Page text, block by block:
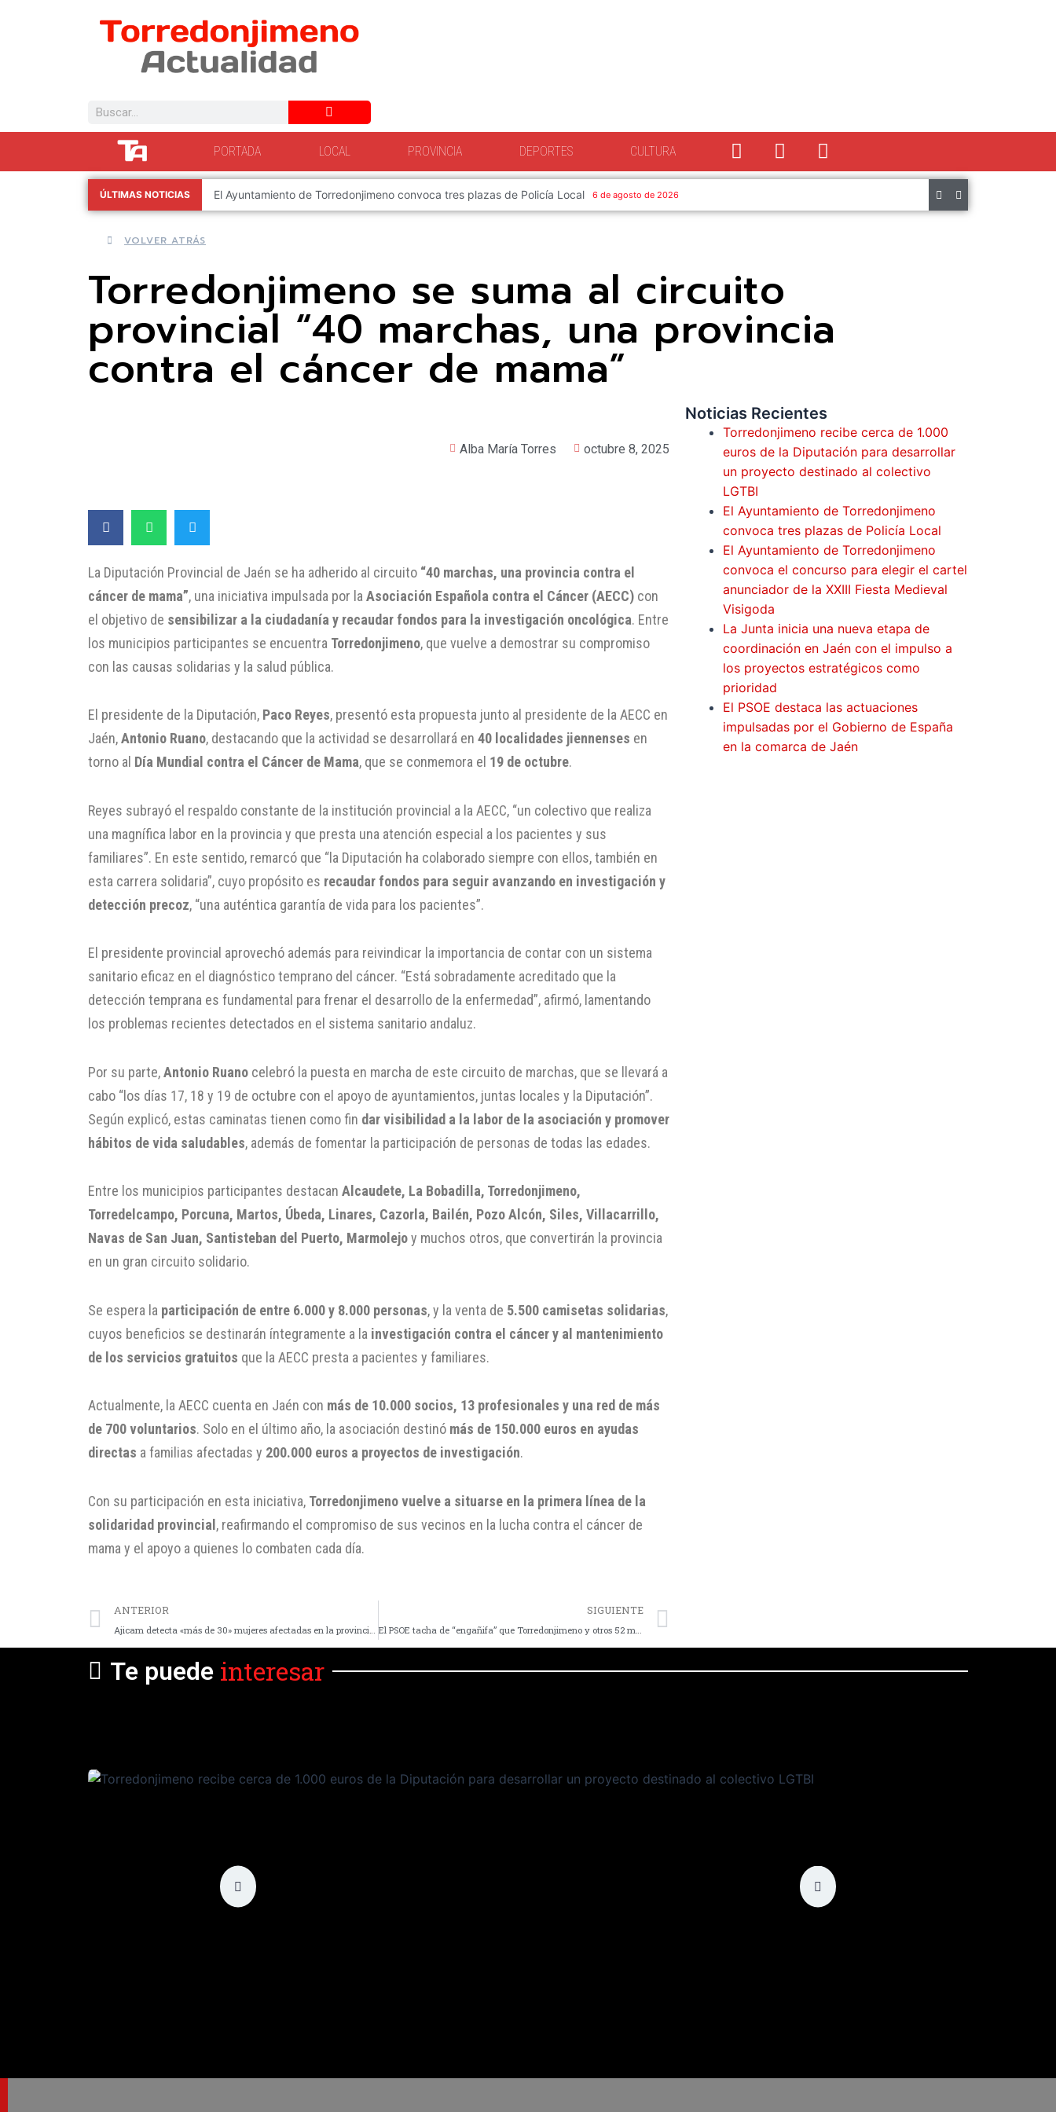
PORTADA LOCAL PROVINCIA DEPORTES CULTURA
ÚLTIMAS NOTICIAS
6 de agosto de 2026 El Ayuntamiento de Torredonjimeno convoca el concurso para elegir el cartel anunciador de la XXIII Fiesta Medieval
VOLVER ATRÁS
Torredonjimeno se suma al circuito
provincial “40 marchas, una provincia
contra el cáncer de mama”
Alba María Torres octubre 8, 2025
La Diputación Provincial de Jaén se ha adherido al circuito “40 marchas, una provincia contra el
cáncer de mama”, una iniciativa impulsada por la Asociación Española contra el Cáncer (AECC) con
el objetivo de sensibilizar a la ciudadanía y recaudar fondos para la investigación oncológica. Entre
los municipios participantes se encuentra Torredonjimeno, que vuelve a demostrar su compromiso
con las causas solidarias y la salud pública.
El presidente de la Diputación, Paco Reyes, presentó esta propuesta junto al presidente de la AECC en
Jaén,Antonio Ruano, destacando que la actividad se desarrollará en 40 localidades jiennenses en
torno al Día Mundial contra el Cáncer de Mama, que se conmemora el 19 de octubre.
Reyes subrayó el respaldo constante de la institución provincial a la AECC, “un colectivo que realiza
una magnífica labor en la provincia y que presta una atención especial a los pacientes y sus
familiares”. En este sentido, remarcó que “la Diputación ha colaborado siempre con ellos, también en
esta carrera solidaria”, cuyo propósito es recaudar fondos para seguir avanzando en investigación y
detección precoz, “una auténtica garantía de vida para los pacientes”.
El presidente provincial aprovechó además para reivindicar la importancia de contar con un sistema
sanitario eficaz en el diagnóstico temprano del cáncer. “Está sobradamente acreditado que la
detección temprana es fundamental para frenar el desarrollo de la enfermedad”, afirmó, lamentando
los problemas recientes detectados en el sistema sanitario andaluz.
Por su parte,Antonio Ruano celebró la puesta en marcha de este circuito de marchas, que se llevará a
cabo “los días 17, 18 y 19 de octubre con el apoyo de ayuntamientos, juntas locales y la Diputación”.
Según explicó, estas caminatas tienen como fin dar visibilidad a la labor de la asociación y promover
hábitos de vida saludables, además de fomentar la participación de personas de todas las edades.
Entre los municipios participantes destacan Alcaudete, La Bobadilla, Torredonjimeno,
Torredelcampo, Porcuna, Martos, Úbeda, Linares, Cazorla, Bailén, Pozo Alcón, Siles, Villacarrillo,
Navas de San Juan, Santisteban del Puerto, Marmolejoy muchos otros, que convertirán la provincia
en un gran circuito solidario.
Se espera la participación de entre 6.000 y 8.000 personas, y la venta de 5.500 camisetas solidarias,
cuyos beneficios se destinarán íntegramente a la investigación contra el cáncer y al mantenimiento
de los servicios gratuitos que la AECC presta a pacientes y familiares.
Actualmente, la AECC cuenta en Jaén con más de 10.000 socios, 13 profesionales y una red de más
de 700 voluntarios. Solo en el último año, la asociación destinó más de 150.000 euros en ayudas
directas a familias afectadas y 200.000 euros a proyectos de investigación.
Con su participación en esta iniciativa, Torredonjimeno vuelve a situarse en la primera línea de la
solidaridad provincial, reafirmando el compromiso de sus vecinos en la lucha contra el cáncer de
mama y el apoyo a quienes lo combaten cada día.
ANTERIOR
Ajicam detecta «más de 30» mujeres afectadas en la provincia por la «negligencia» en el cribado del cáncer de mama
SIGUIENTE
El PSOE tacha de “engañifa” que Torredonjimeno y otros 52 municipios jiennenses se queden fuera de las ayudas al patrimonio turístico-cultural
Noticias Recientes
Torredonjimeno recibe cerca de 1.000
euros de la Diputación para desarrollar
un proyecto destinado al colectivo
LGTBI
El Ayuntamiento de Torredonjimeno
convoca tres plazas de Policía Local
El Ayuntamiento de Torredonjimeno
convoca el concurso para elegir el cartel
anunciador de la XXIII Fiesta Medieval
Visigoda
La Junta inicia una nueva etapa de
coordinación en Jaén con el impulso a
los proyectos estratégicos como
prioridad
El PSOE destaca las actuaciones
impulsadas por el Gobierno de España
en la comarca de Jaén
Te puede interesar